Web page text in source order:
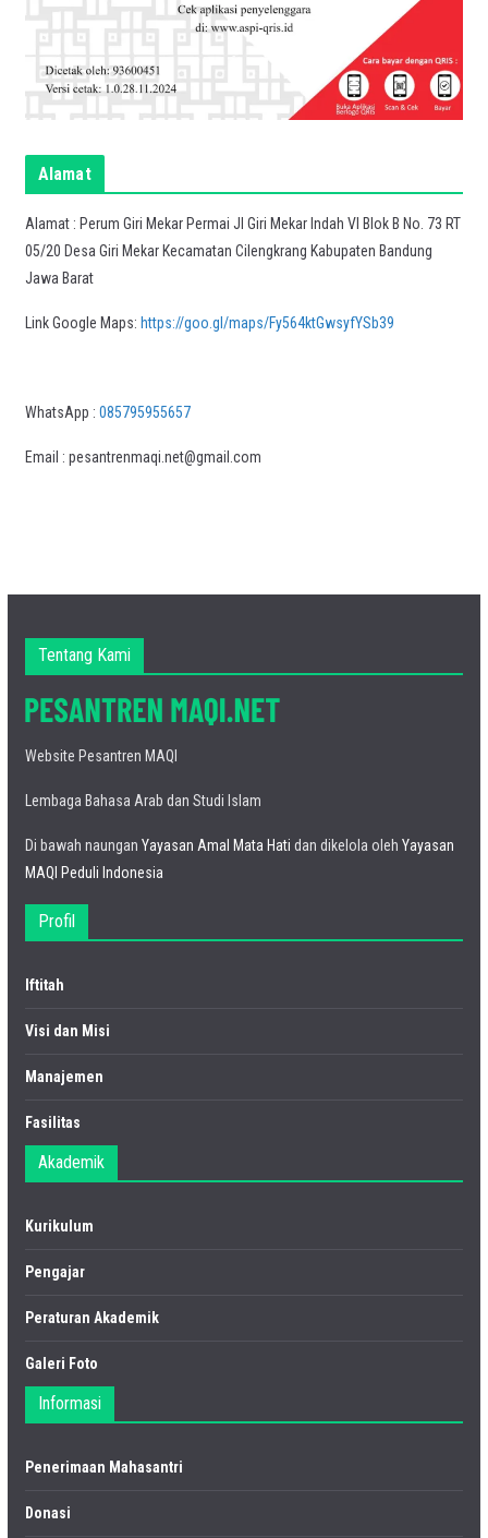
Alamat
Alamat : Perum Giri Mekar Permai Jl Giri Mekar Indah VI Blok B No. 73 RT
05/20 Desa Giri Mekar Kecamatan Cilengkrang Kabupaten Bandung
Jawa Barat
Link Google Maps: https://goo.gl/maps/Fy564ktGwsyfYSb39
WhatsApp : 085795955657
Email : pesantrenmaqi.net@gmail.com
Tentang Kami
Website Pesantren MAQI
Lembaga Bahasa Arab dan Studi Islam
Di bawah naungan Yayasan Amal Mata Hati dan dikelola oleh Yayasan
MAQI Peduli Indonesia
Profil
Iftitah
Visi dan Misi
Manajemen
Fasilitas
Akademik
Kurikulum
Pengajar
Peraturan Akademik
Galeri Foto
Informasi
Penerimaan Mahasantri
Donasi